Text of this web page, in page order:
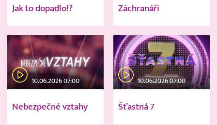
Jak to dopadlo!? Záchranáři
10.06.2026 07:00
Nebezpečné vztahy
10.06.2026 07:00
Šťastná 7